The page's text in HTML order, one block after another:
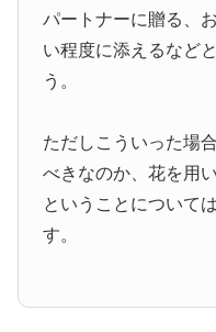
パートナーに贈る、
い程度に添えるなど
う。
ただしこういった場
べきなのか、花を用
ということについて
す。